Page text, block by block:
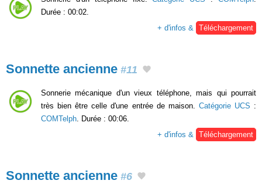
Durée : 00:02.
+ d'infos & Téléchargement
Sonnette ancienne #11
Sonnerie mécanique d'un vieux téléphone, mais qui pourrait
très bien être celle d'une entrée de maison. Catégorie UCS :
COMTelph. Durée : 00:06.
+ d'infos & Téléchargement
Sonnette ancienne #6